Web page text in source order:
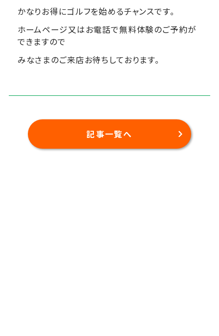
かなりお得にゴルフを始めるチャンスです。
ホームページ又はお電話で無料体験のご予約が
できますので
みなさまのご来店お待ちしております。
記事一覧へ